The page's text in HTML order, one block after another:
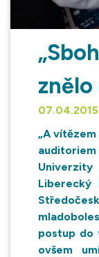
„A vítězem
Liberecký
postup do
ovšem